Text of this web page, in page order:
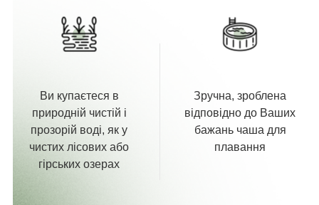
Ви купаєтеся в
природній чистій і
прозорій воді, як у
чистих лісових або
гірських озерах
Зручна, зроблена
відповідно до Ваших
бажань чаша для
плавання